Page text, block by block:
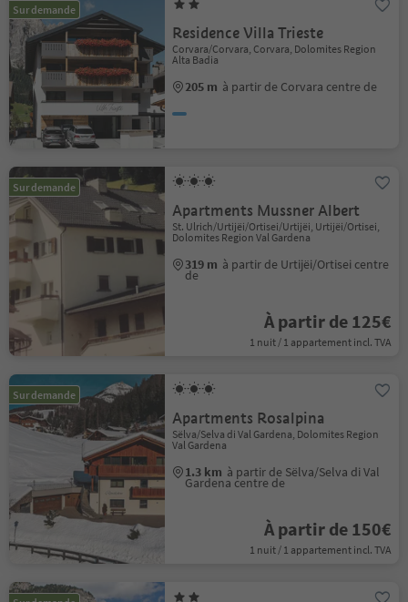
Sur demande
Residence Villa Trieste
Corvara/Corvara, Corvara, Dolomites Region
Alta Badia
205 m à partir de Corvara centre de
Sur demande
Apartments Mussner Albert
St. Ulrich/Urtijëi/Ortisei/Urtijëi, Urtijëi/Ortisei,
Dolomites Region Val Gardena
319 m à partir de Urtijëi/Ortisei centre
de
À partir de 125€
1 nuit / 1 appartement incl. TVA
Sur demande
Apartments Rosalpina
Sëlva/Selva di Val Gardena, Dolomites Region
Val Gardena
1.3 km à partir de Sëlva/Selva di Val
Gardena centre de
À partir de 150€
1 nuit / 1 appartement incl. TVA